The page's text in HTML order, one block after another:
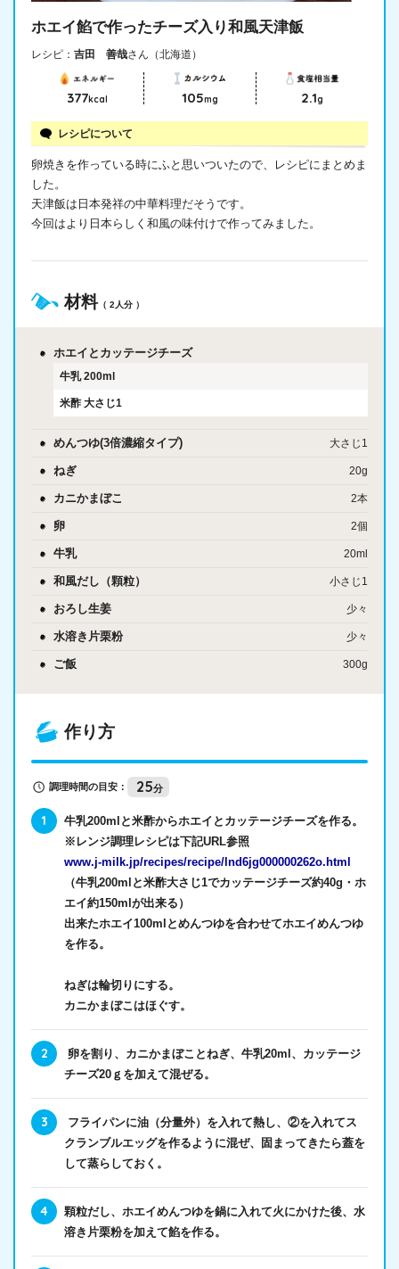
ホエイ餡で作ったチーズ入り和風天津飯
レシピ： 吉田 善哉さん（北海道）
377kcal 105mg 2.1g
レシピについて
卵焼きを作っている時にふと思いついたので、レシピにまとめま
した。
天津飯は日本発祥の中華料理だそうです。
今回はより日本らしく和風の味付けで作ってみました。
材料（ 2人分 ）
ホエイとカッテージチーズ
牛乳 200ml
米酢 大さじ1
めんつゆ(3倍濃縮タイプ) 大さじ1
ねぎ 20g
カニかまぼこ 2本
卵 2個
牛乳 20ml
和風だし（顆粒） 小さじ1
おろし生姜 少々
水溶き片栗粉 少々
ご飯 300g
作り方
調理時間の目安： 25分
牛乳200mlと米酢からホエイとカッテージチーズを作る。
※レンジ調理レシピは下記URL参照
www.j-milk.jp/recipes/recipe/lnd6jg000000262o.html
（牛乳200mlと米酢大さじ1でカッテージチーズ約40g・ホ
エイ約150mlが出来る）
出来たホエイ100mlとめんつゆを合わせてホエイめんつゆ
を作る。
ねぎは輪切りにする。
カニかまぼこはほぐす。
卵を割り、カニかまぼことねぎ、牛乳20ml、カッテージ
チーズ20ｇを加えて混ぜる。
フライパンに油（分量外）を入れて熱し、②を入れてス
クランブルエッグを作るように混ぜ、固まってきたら蓋を
して蒸らしておく。
顆粒だし、ホエイめんつゆを鍋に入れて火にかけた後、水
溶き片栗粉を加えて餡を作る。